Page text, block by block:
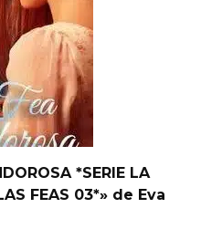
*SERIE LA
FEAS 03*» de Eva